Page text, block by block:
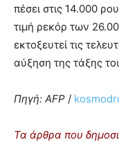
πέσει στις 14.000
τιμή ρεκόρ των
εκτοξευτεί τις
αύξηση της τάξης
Πηγή: AFP /
Τα άρθρα που